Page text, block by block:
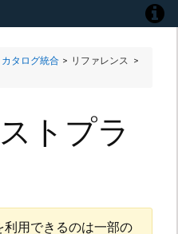
カタログ統合 > リファレンス >
トプラ
利用できるのは一部の